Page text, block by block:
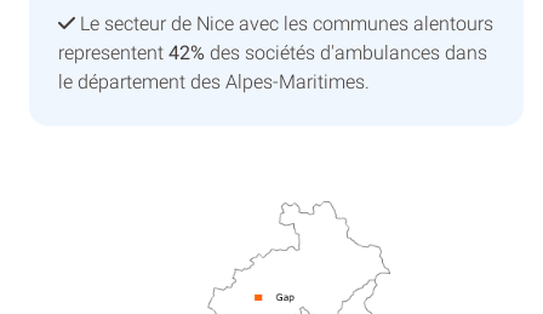
Le secteur de Nice avec les communes alentours
representent 42% des sociétés d'ambulances dans
le département des Alpes-Maritimes.